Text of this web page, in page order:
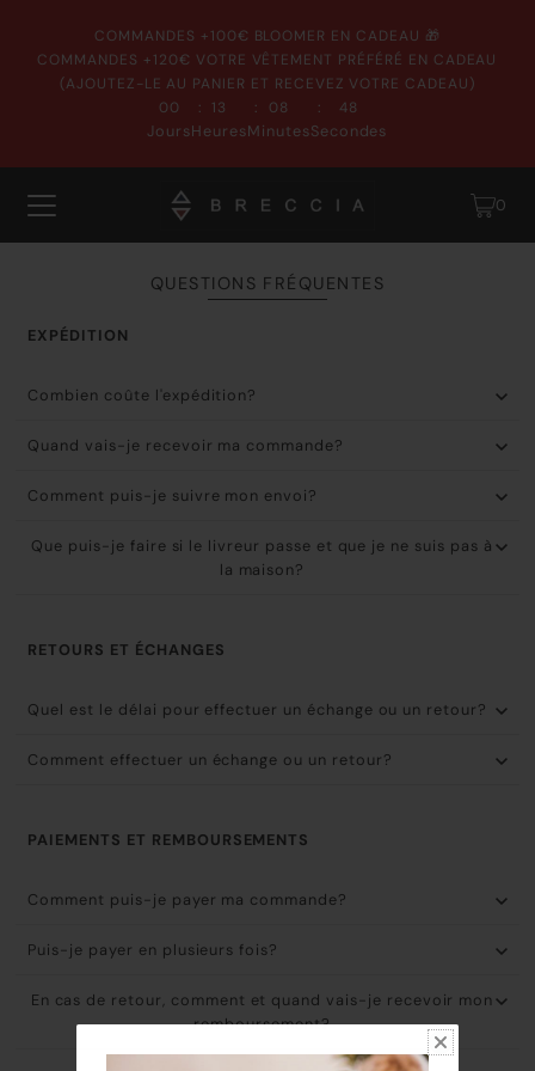
COMMANDES +100€ BLOOMER EN CADEAU 🎁
COMMANDES +120€ VOTRE VÊTEMENT PRÉFÉRÉ EN CADEAU
(AJOUTEZ-LE AU PANIER ET RECEVEZ VOTRE CADEAU)
00
Jours
: 13
Heures
: 08
Minutes
: 47
Secondes
0
QUESTIONS FRÉQUENTES
EXPÉDITION
Combien coûte l'expédition?
Quand vais-je recevoir ma commande?
Comment puis-je suivre mon envoi?
Que puis-je faire si le livreur passe et que je ne suis pas à
la maison?
RETOURS ET ÉCHANGES
Quel est le délai pour effectuer un échange ou un retour?
Comment effectuer un échange ou un retour?
PAIEMENTS ET REMBOURSEMENTS
Comment puis-je payer ma commande?
Puis-je payer en plusieurs fois?
En cas de retour, comment et quand vais-je recevoir mon
remboursement?